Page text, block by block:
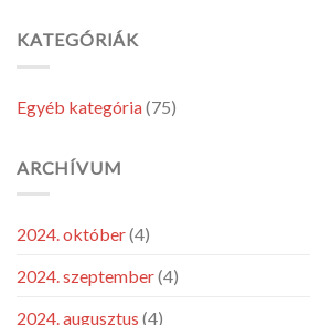
KATEGÓRIÁK
Egyéb kategória(75)
ARCHÍVUM
2024. október(4)
2024. szeptember(4)
2024. augusztus (4)